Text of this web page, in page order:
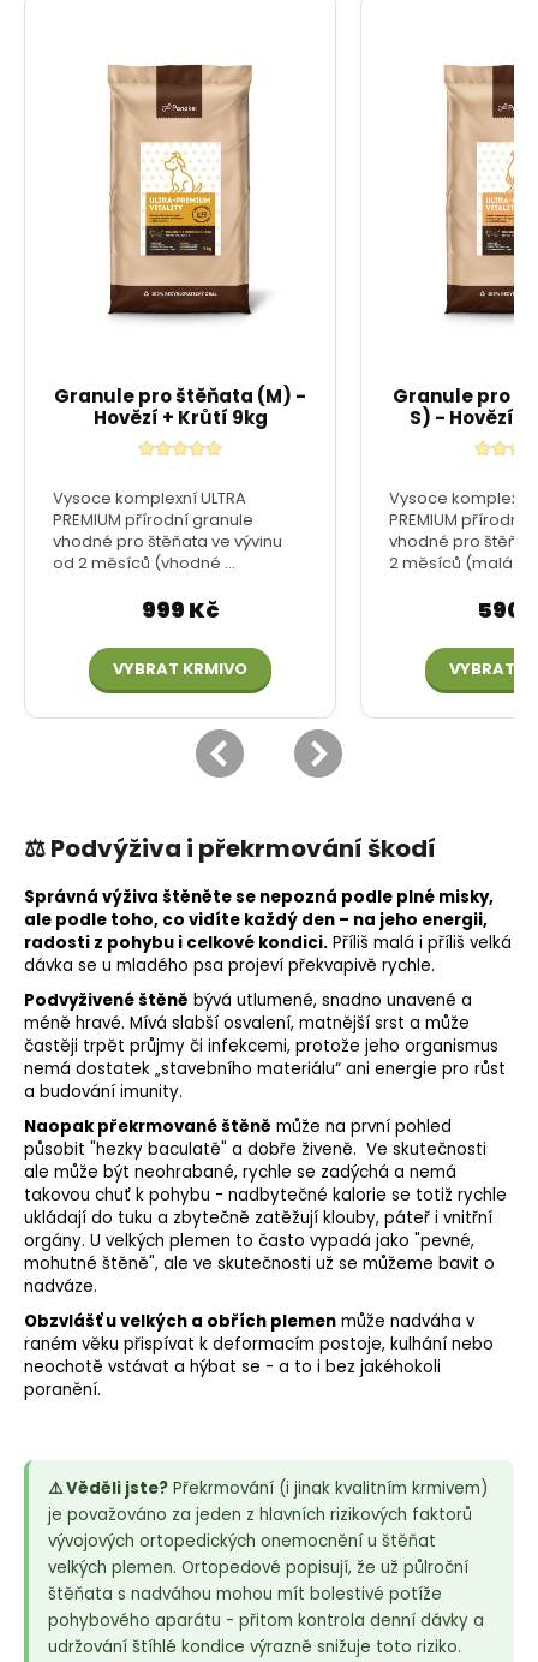
⚖️ Podvýživa i překrmování škodí
Správná výživa štěněte se nepozná podle plné misky,
ale podle toho, co vidíte každý den – na jeho energii,
radosti z pohybu i celkové kondici. Příliš malá i příliš velká
dávka se u mladého psa projeví překvapivě rychle.
Podvyživené štěně bývá utlumené, snadno unavené a
méně hravé. Mívá slabší osvalení, matnější srst a může
častěji trpět průjmy či infekcemi, protože jeho organismus
nemá dostatek „stavebního materiálu“ ani energie pro růst
a budování imunity.
Naopak překrmované štěně může na první pohled
působit "hezky baculatě" a dobře živeně. Ve skutečnosti
ale může být neohrabané, rychle se zadýchá a nemá
takovou chuť k pohybu - nadbytečné kalorie se totiž rychle
ukládají do tuku a zbytečně zatěžují klouby, páteř i vnitřní
orgány. U velkých plemen to často vypadá jako "pevné,
mohutné štěně", ale ve skutečnosti už se můžeme bavit o
nadváze.
Obzvlášť u velkých a obřích plemen může nadváha v
raném věku přispívat k deformacím postoje, kulhání nebo
neochotě vstávat a hýbat se - a to i bez jakéhokoli
poranění.
⚠️ Věděli jste? Překrmování (i jinak kvalitním krmivem)
je považováno za jeden z hlavních rizikových faktorů
vývojových ortopedických onemocnění u štěňat
velkých plemen. Ortopedové popisují, že už půlroční
štěňata s nadváhou mohou mít bolestivé potíže
pohybového aparátu - přitom kontrola denní dávky a
udržování štíhlé kondice výrazně snižuje toto riziko.